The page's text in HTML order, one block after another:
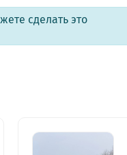
сделать это